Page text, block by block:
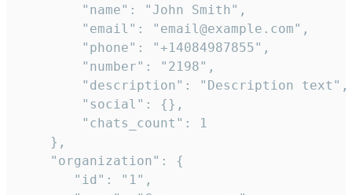
        "name": "John Smith",
        "email": "email@example.com",
        "phone": "+14084987855",
        "number": "2198",
        "description": "Description text",
        "social": {},
        "chats_count": 1
    },
    "organization": {
       "id": "1",